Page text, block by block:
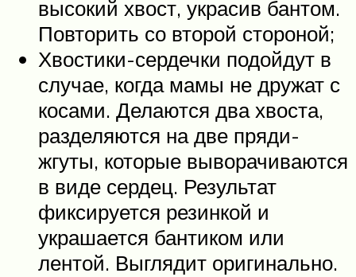
высокий хвост, украсив бантом.
Повторить со второй стороной;
Хвостики-сердечки подойдут в
случае, когда мамы не дружат с
косами. Делаются два хвоста,
разделяются на две пряди-
жгуты, которые выворачиваются
в виде сердец. Результат
фиксируется резинкой и
украшается бантиком или
лентой. Выглядит оригинально.